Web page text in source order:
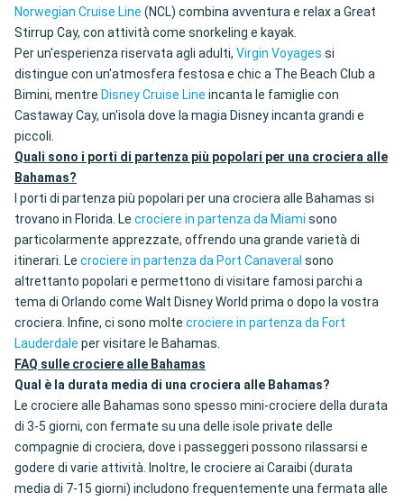
Norwegian Cruise Line (NCL) combina avventura e relax a Great
Stirrup Cay, con attività come snorkeling e kayak.
Per un'esperienza riservata agli adulti, Virgin Voyages si
distingue con un'atmosfera festosa e chic a The Beach Club a
Bimini, mentre Disney Cruise Line incanta le famiglie con
Castaway Cay, un'isola dove la magia Disney incanta grandi e
piccoli.
Quali sono i porti di partenza più popolari per una crociera alle
Bahamas?
I porti di partenza più popolari per una crociera alle Bahamas si
trovano in Florida. Le crociere in partenza da Miami sono
particolarmente apprezzate, offrendo una grande varietà di
itinerari. Le crociere in partenza da Port Canaveral sono
altrettanto popolari e permettono di visitare famosi parchi a
tema di Orlando come Walt Disney World prima o dopo la vostra
crociera. Infine, ci sono molte crociere in partenza da Fort
Lauderdale per visitare le Bahamas.
FAQ sulle crociere alle Bahamas
Qual è la durata media di una crociera alle Bahamas?
Le crociere alle Bahamas sono spesso mini-crociere della durata
di 3-5 giorni, con fermate su una delle isole private delle
compagnie di crociera, dove i passeggeri possono rilassarsi e
godere di varie attività. Inoltre, le crociere ai Caraibi (durata
media di 7-15 giorni) includono frequentemente una fermata alle